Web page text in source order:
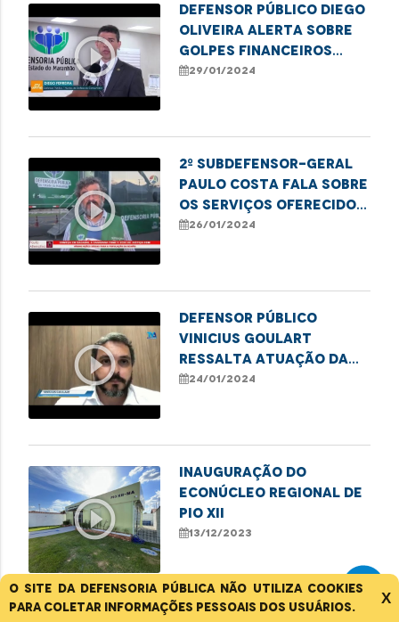
O site da Defensoria Pública não utiliza cookies
para coletar informações pessoais dos usuários.
X
play_circle_outline
Defensor público Diego
Oliveira alerta sobre
golpes financeiros
contra idosos
29/01/2024
play_circle_outline
2º Subdefensor-Geral
Paulo Costa fala sobre
os serviços oferecidos
pela Carreta dos
26/01/2024
play_circle_outline
Defensor público
Vinicius Goulart
ressalta atuação da
DPE no combate ao
24/01/2024
play_circle_outline
Inauguração do
Econúcleo Regional de
Pio XII
13/12/2023